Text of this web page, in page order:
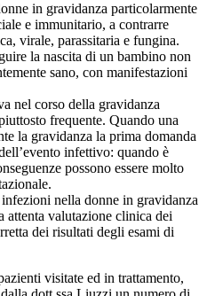
in gravidanza particolarmente
e immunitario, a contrarre
virale, parassitaria e fungina.
la nascita di un bambino non
sano, con manifestazioni
nel corso della gravidanza
frequente. Quando una
la gravidanza la prima domanda
infettivo: quando è
possono essere molto
nella donne in gravidanza
attenta valutazione clinica dei
dei risultati degli esami di
visitate ed in trattamento,